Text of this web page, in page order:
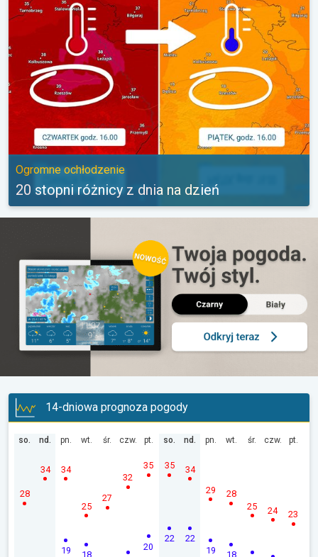
Ogromne ochłodzenie
20 stopni różnicy z dnia na dzień
14-dniowa prognoza pogody
so.
28
nd.
34
pn.
19
34
wt.
18
25
śr.
27
czw.
32
pt.
20
35
so.
22
35
nd.
22
34
pn.
19
29
wt.
18
28
śr.
25
czw.
24
pt.
23